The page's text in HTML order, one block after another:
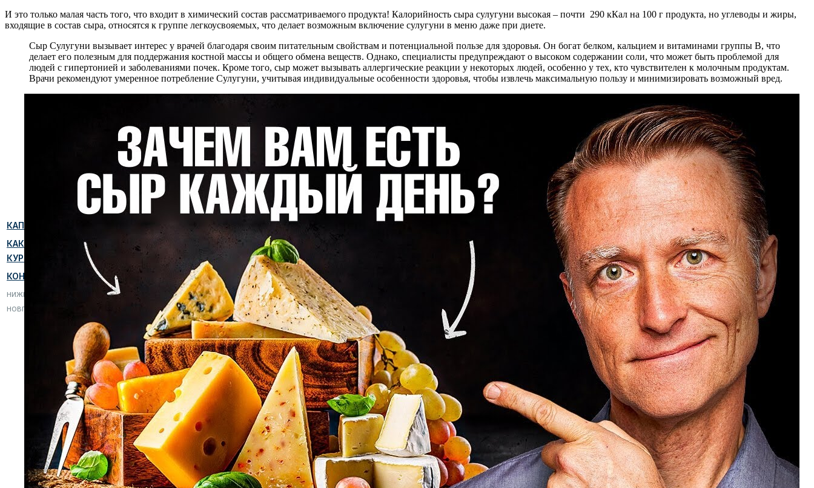
КАПЕЛЬНИЦЫ
КАК ПРОЙТИ
КУРС
КОНТАКТЫ
НИЖНИЙ
НОВГОРОД
И это только малая часть того, что входит в химический состав рассматриваемого продукта! Калорийность сыра сулугуни высокая – почти 290 кКал на 100 г продукта, но углеводы и жиры,
входящие в состав сыра, относятся к группе легкоусвояемых, что делает возможным включение сулугуни в меню даже при диете.
Сыр Сулугуни вызывает интерес у врачей благодаря своим питательным свойствам и потенциальной пользе для здоровья. Он богат белком, кальцием и витаминами группы B, что
делает его полезным для поддержания костной массы и общего обмена веществ. Однако, специалисты предупреждают о высоком содержании соли, что может быть проблемой для
людей с гипертонией и заболеваниями почек. Кроме того, сыр может вызывать аллергические реакции у некоторых людей, особенно у тех, кто чувствителен к молочным продуктам.
Врачи рекомендуют умеренное потребление Сулугуни, учитывая индивидуальные особенности здоровья, чтобы извлечь максимальную пользу и минимизировать возможный вред.